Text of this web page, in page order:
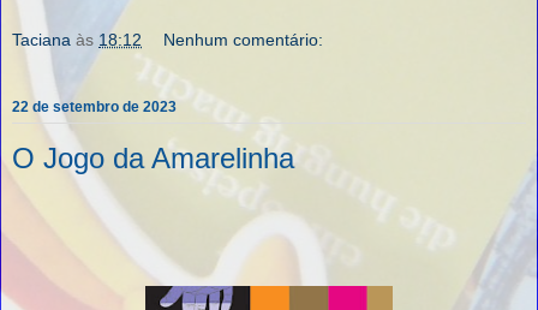
Taciana às 18:12 Nenhum comentário:
22 de setembro de 2023
O Jogo da Amarelinha